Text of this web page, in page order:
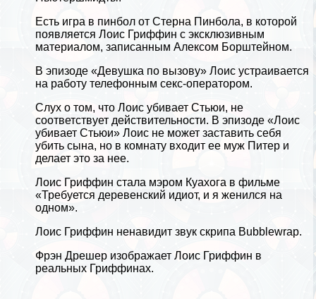
Есть игра в пинбол от Стерна Пинбола, в которой
появляется Лоис Гриффин с эксклюзивным
материалом, записанным Алексом Борштейном.
В эпизоде ​​«Дeвyшка по вызову» Лоис устраивается
на работу телефонным ceкc-оператором.
Слух о том, что Лоис убивает Стьюи, не
соответствует действительности. В эпизоде ​​«Лоис
убивает Стьюи» Лоис не может заставить себя
убить сына, но в комнату входит ее муж Питер и
делает это за нее.
Лоис Гриффин стала мэром Куахога в фильме
«Требуется деревенский идиот, и я женился на
одном».
Лоис Гриффин ненавидит звук скрипа Bubblewrap.
Фрэн Дрешер изображает Лоис Гриффин в
реальных Гриффинах.